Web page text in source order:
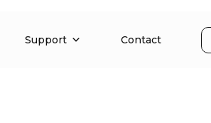
Support Contact